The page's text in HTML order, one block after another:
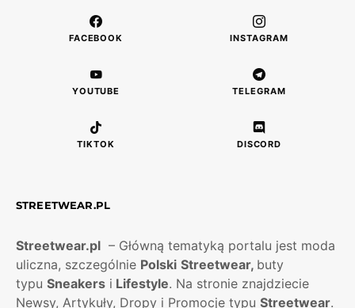
FACEBOOK INSTAGRAM
YOUTUBE TELEGRAM
TIKTOK DISCORD
STREETWEAR.PL
Streetwear.pl – Główną tematyką portalu jest moda
uliczna, szczególnie Polski Streetwear, buty
typu Sneakers i Lifestyle. Na stronie znajdziecie
Newsy, Artykuły, Dropy i Promocje typu Streetwear.